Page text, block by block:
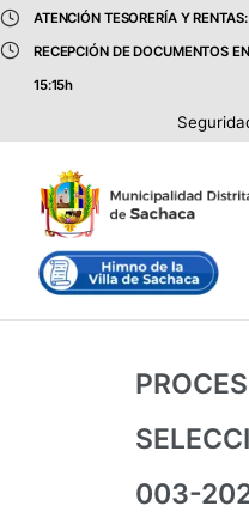
ATENCIÓN TESORERÍA Y
RECEPCIÓN DE DOCUMENTOS
15:15h
003-